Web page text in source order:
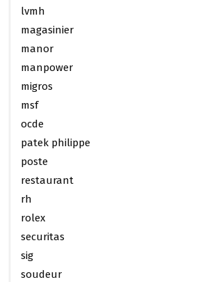
lvmh
magasinier
manor
manpower
migros
msf
ocde
patek philippe
poste
restaurant
rh
rolex
securitas
sig
soudeur